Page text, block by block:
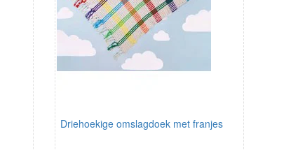
Driehoekige omslagdoek met franjes